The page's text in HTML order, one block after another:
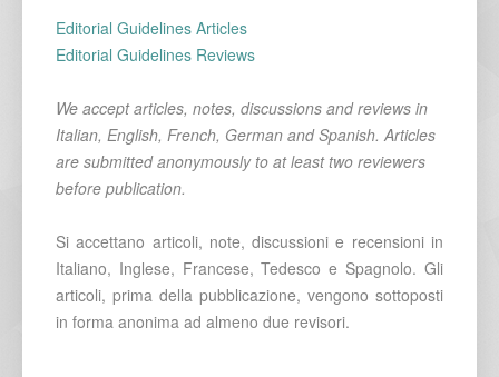
Editorial Guidelines Articles
Editorial Guidelines Reviews
We accept articles, notes, discussions and reviews in
Italian, English, French, German and Spanish. Articles
are submitted anonymously to at least two reviewers
before publication.
Si accettano articoli, note, discussioni e recensioni in
Italiano, Inglese, Francese, Tedesco e Spagnolo. Gli
articoli, prima della pubblicazione, vengono sottoposti
in forma anonima ad almeno due revisori.